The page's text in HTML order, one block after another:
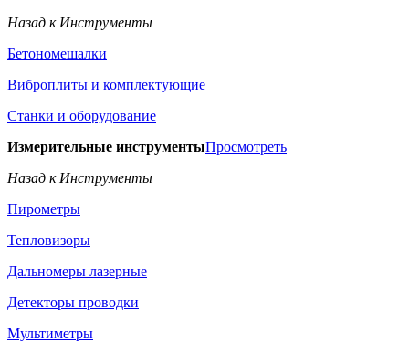
Назад к Инструменты
Бетономешалки
Виброплиты и комплектующие
Станки и оборудование
Измерительные инструментыПросмотреть
Назад к Инструменты
Пирометры
Тепловизоры
Дальномеры лазерные
Детекторы проводки
Мультиметры